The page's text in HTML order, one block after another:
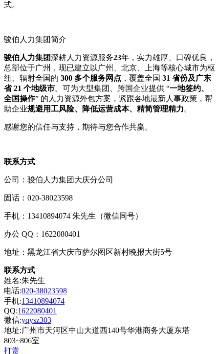
式。
骏伯人力集团简介
骏伯人力集团深耕人力资源服务23年，实力雄厚、口碑优良，
总部位于广州，现已建立以广州、北京、上海等核心城市为枢
纽、辐射全国的 300 多个服务网点 ，覆盖全国 31 省份及广东
省 21 个地级市。可为大型集团、跨国企业提供 “一地签约、
全国操作” 的人力资源外包方案，紧跟各地最新人事政策，帮
助企业规避用工风险、降低运营成本、精简管理精力。
感谢您的信任与支持，期待与您合作共赢。
联系方式
公司：骏伯人力集团大庆分公司
固话：020-38023598
手机：13410894074 朱先生（微信同号）
办公 QQ：1622080401
地址：黑龙江省大庆市萨尔图区新村晚报大街5号
联系方式
姓名:朱先生
电话:020-38023598
手机:13410894074
QQ:1622080401
微信:yqysz303
地址:广州市天河区中山大道西140号华港商务大厦东塔
803~806室
打赏